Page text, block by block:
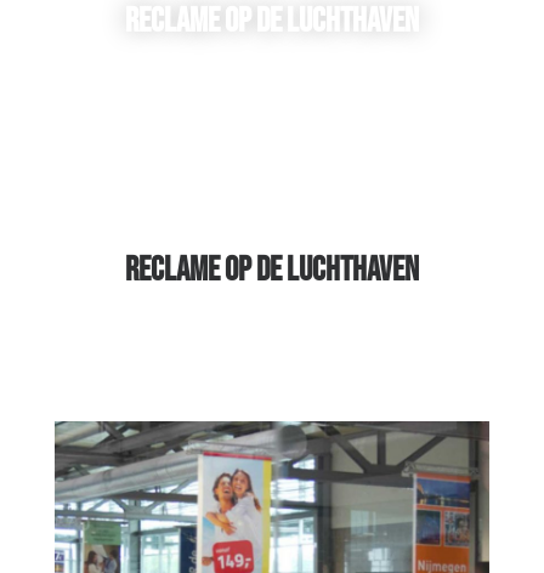
Reclame op de luchthaven
RECLAME OP DE LUCHTHAVEN